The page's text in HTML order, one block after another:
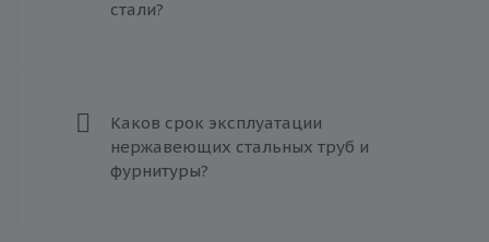
стали?
Каков срок эксплуатации
нержавеющих стальных труб и
фурнитуры?